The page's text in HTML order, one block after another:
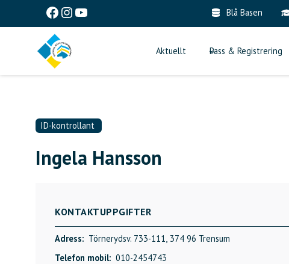
Facebook
Instagram
YouTube Blå Basen
Aktuellt Pass & Registrering
ID-kontrollant
Ingela Hansson
KONTAKTUPPGIFTER
Adress: Törnerydsv. 733-111, 374 96 Trensum
Telefon mobil: 010-2454743